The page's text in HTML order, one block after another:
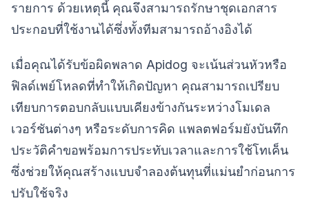
รายการ ด้วยเหตุนี้ คุณจึงสามารถรักษาชุดเอกสาร
ประกอบที่ใช้งานได้ซึ่งทั้งทีมสามารถอ้างอิงได้
เมื่อคุณได้รับข้อผิดพลาด Apidog จะเน้นส่วนหัวหรือ
ฟิลด์เพย์โหลดที่ทำให้เกิดปัญหา คุณสามารถเปรียบ
เทียบการตอบกลับแบบเคียงข้างกันระหว่างโมเดล
เวอร์ชันต่างๆ หรือระดับการคิด แพลตฟอร์มยังบันทึก
ประวัติคำขอพร้อมการประทับเวลาและการใช้โทเค็น
ซึ่งช่วยให้คุณสร้างแบบจำลองต้นทุนที่แม่นยำก่อนการ
ปรับใช้จริง